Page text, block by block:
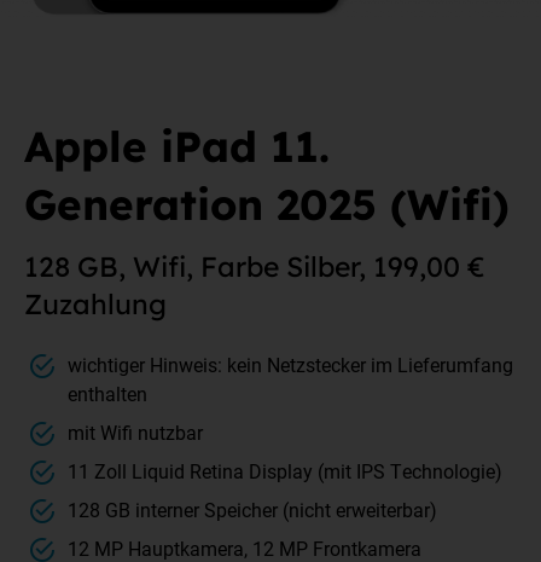
Apple iPad 11.
Generation 2025 (Wifi)
128 GB, Wifi, Farbe Silber, 199,00 €
Zuzahlung
wichtiger Hinweis: kein Netzstecker im Lieferumfang
enthalten
mit Wifi nutzbar
11 Zoll Liquid Retina Display (mit IPS Technologie)
128 GB interner Speicher (nicht erweiterbar)
12 MP Hauptkamera, 12 MP Frontkamera